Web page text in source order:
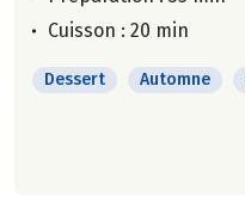
Cuisson : 20 min
Dessert Automne